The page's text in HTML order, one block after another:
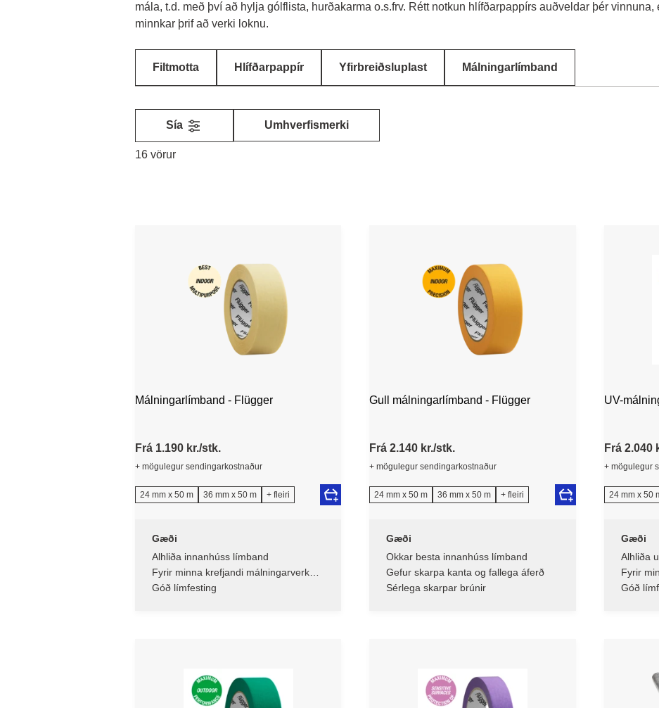
mála, t.d. með því að hylja gólflista, hurðakarma o.s.frv. Rétt notkun hlífðarpappírs auðveldar þér
minnkar þrif að verki loknu.
Filtmotta Hlífðarpappír Yfirbreiðsluplast Málningarlímband
16 vörur
Sía Umhverfismerki
Málningarlímband - Flügger
Frá 1.190 kr./stk.
+ mögulegur sendingarkostnaður
24 mm x 50 m 36 mm x 50 m + fleiri
Gæði
Alhliða innanhúss límband
Fyrir minna krefjandi málningarverk
innandyra
Góð límfesting
Gull málningarlímband - Flügger
Frá 2.140 kr./stk.
+ mögulegur sendingarkostnaður
24 mm x 50 m 36 mm x 50 m + fleiri
Gæði
Okkar besta innanhúss límband
Gefur skarpa kanta og fallega áferð
Sérlega skarpar brúnir
UV-
Frá 2.040
+ mögulegur
24 mm x 50
Gæði
Alhliða
Fyrir
Góð